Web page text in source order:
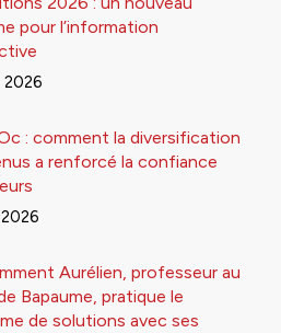
pour l’information
: comment la diversification
a renforcé la confiance
Aurélien, professeur au
Bapaume, pratique le
de solutions avec ses